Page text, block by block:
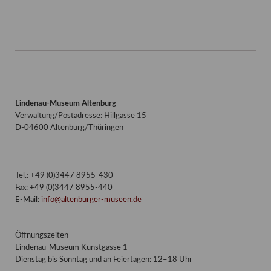
Lindenau-Museum Altenburg
Verwaltung/Postadresse: Hillgasse 15
D-04600 Altenburg/Thüringen
Tel.: +49 (0)3447 8955-430
Fax: +49 (0)3447 8955-440
E-Mail: info@altenburger-museen.de
Öffnungszeiten
Lindenau-Museum Kunstgasse 1
Dienstag bis Sonntag und an Feiertagen: 12–18 Uhr